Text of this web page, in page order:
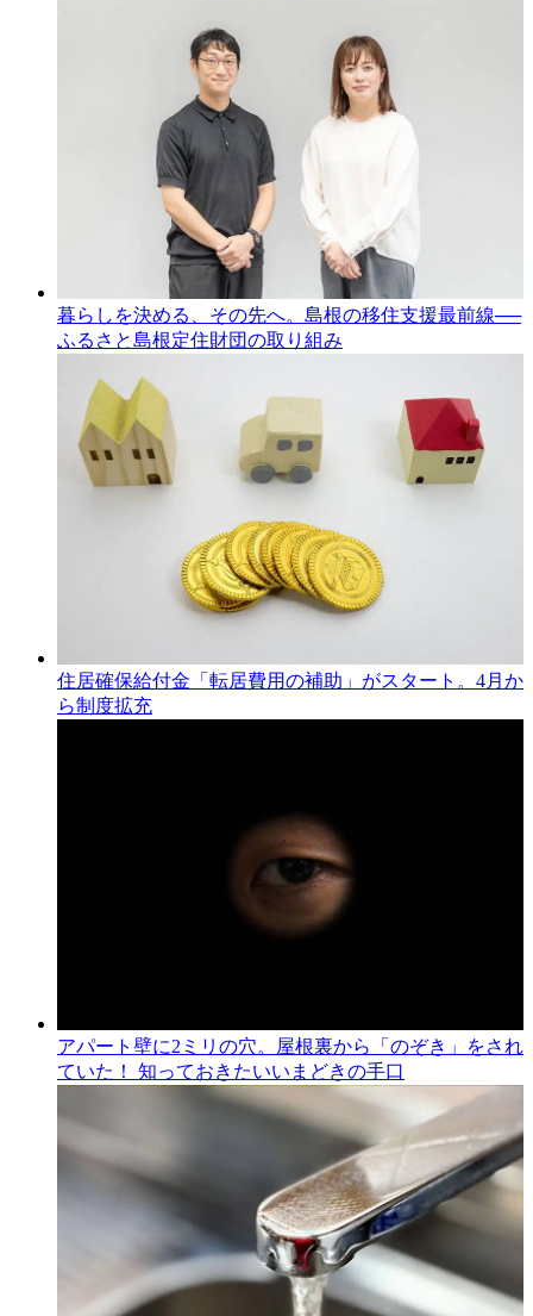
暮らしを決める、その先へ。島根の移住支援最前線──
ふるさと島根定住財団の取り組み
住居確保給付金「転居費用の補助」がスタート。4月か
ら制度拡充
アパート壁に2ミリの穴。屋根裏から「のぞき」をされ
ていた！ 知っておきたいいまどきの手口